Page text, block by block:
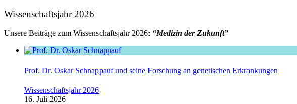
Wissenschaftsjahr 2026
Unsere Beiträge zum Wissenschaftsjahr 2026: “Medizin der Zukunft”
Prof. Dr. Oskar Schnappauf und seine Forschung an genetischen Erkrankungen
Wissenschaftsjahr 2026
16. Juli 2026